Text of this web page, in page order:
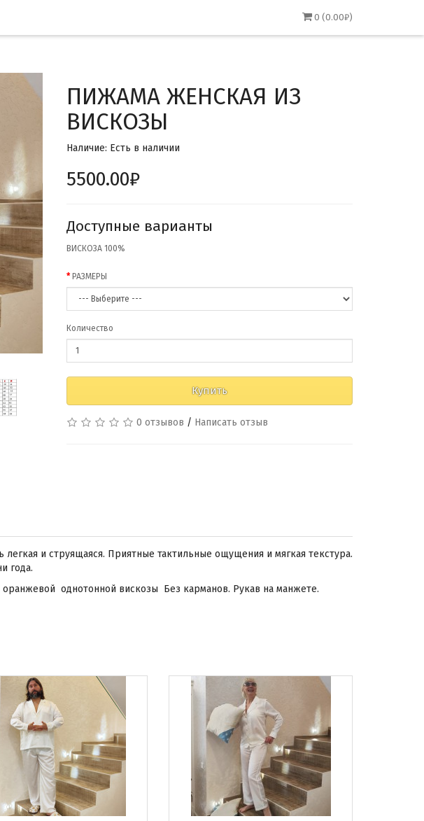
0 (0.00₽)
ПИЖАМА ЖЕНСКАЯ ИЗ
ВИСКОЗЫ
Наличие: Есть в наличии
5500.00₽
Доступные варианты
ВИСКОЗА 100%
РАЗМЕРЫ
Количество
Купить
0 отзывов / Написать отзыв
и струящаяся. Приятные тактильные ощущения и мягкая текстура.
года.
однотонной вискозы Без карманов. Рукав на манжете.